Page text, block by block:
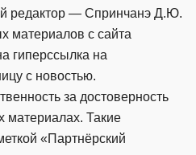
редактор — Спринчанэ Д.Ю.
материалов с сайта
гиперссылка на
с новостью.
за достоверность
Такие
«Партнёрский